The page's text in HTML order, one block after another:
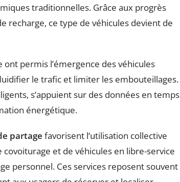
traditionnelles. Grâce aux progrès
recharge, ce type de véhicules devient de
permis l’émergence des véhicules
le trafic et limiter les embouteillages.
s’appuient sur des données en temps
énergétique.
partage favorisent l’utilisation collective
et de véhicules en libre-service
personnel. Ces services reposent souvent